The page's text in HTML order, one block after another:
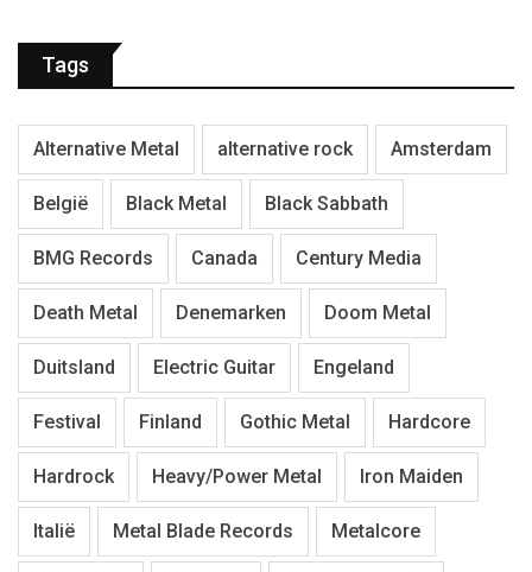
Tags
Alternative Metal alternative rock Amsterdam
België Black Metal Black Sabbath
BMG Records Canada Century Media
Death Metal Denemarken Doom Metal
Duitsland Electric Guitar Engeland
Festival Finland Gothic Metal Hardcore
Hardrock Heavy/Power Metal Iron Maiden
Italië Metal Blade Records Metalcore